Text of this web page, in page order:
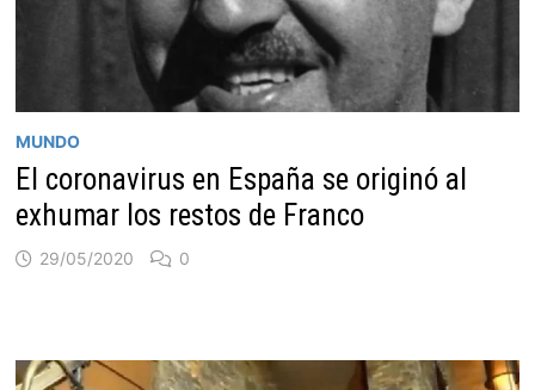
MUNDO
El coronavirus en España se originó al
exhumar los restos de Franco
29/05/2020 0